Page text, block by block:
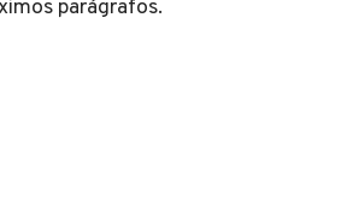
parágrafos.